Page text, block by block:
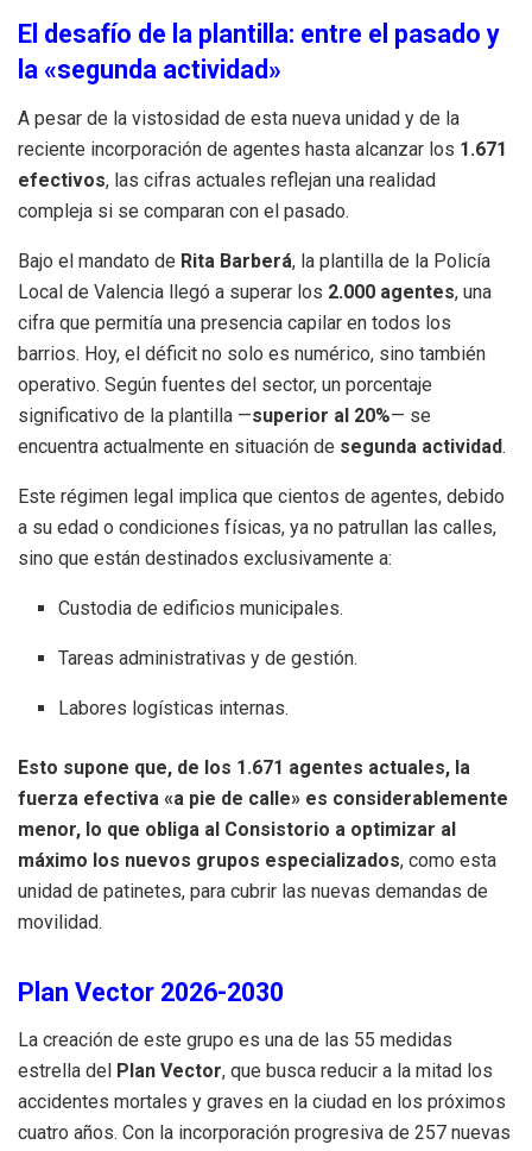
El desafío de la plantilla: entre el pasado y
la «segunda actividad»
A pesar de la vistosidad de esta nueva unidad y de la
reciente incorporación de agentes hasta alcanzar los 1.671
efectivos, las cifras actuales reflejan una realidad
compleja si se comparan con el pasado.
Bajo el mandato de Rita Barberá, la plantilla de la Policía
Local de Valencia llegó a superar los 2.000 agentes, una
cifra que permitía una presencia capilar en todos los
barrios. Hoy, el déficit no solo es numérico, sino también
operativo. Según fuentes del sector, un porcentaje
significativo de la plantilla —superior al 20%— se
encuentra actualmente en situación de segunda actividad.
Este régimen legal implica que cientos de agentes, debido
a su edad o condiciones físicas, ya no patrullan las calles,
sino que están destinados exclusivamente a:
Custodia de edificios municipales.
Tareas administrativas y de gestión.
Labores logísticas internas.
Esto supone que, de los 1.671 agentes actuales, la
fuerza efectiva «a pie de calle» es considerablemente
menor, lo que obliga al Consistorio a optimizar al
máximo los nuevos grupos especializados, como esta
unidad de patinetes, para cubrir las nuevas demandas de
movilidad.
Plan Vector 2026-2030
La creación de este grupo es una de las 55 medidas
estrella del
Plan Vector, que busca reducir a la mitad los
accidentes mortales y graves en la ciudad en los próximos
cuatro años. Con la incorporación progresiva de 257 nuevas